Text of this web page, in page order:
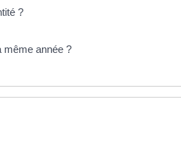
?
même année ?